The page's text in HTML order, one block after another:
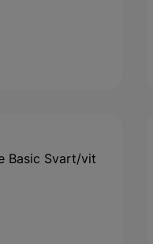
Basic Svart/vit